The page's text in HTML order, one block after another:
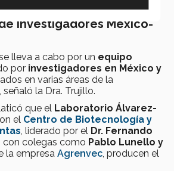
investigadores México-
lleva a cabo por un equipo
por investigadores en México y
en varias áreas de la
la Dra. Trujillo.
que el Laboratorio Álvarez-
el Centro de Biotecnología y
, liderado por el Dr. Fernando
con colegas como Pablo Lunello y
la empresa Agrenvec , producen el